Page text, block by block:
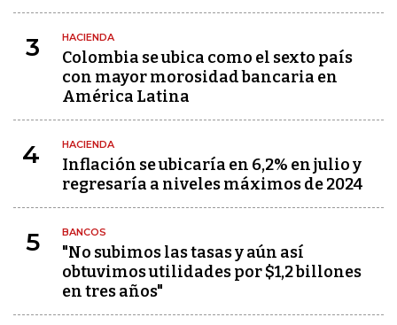
3 HACIENDA
Colombia se ubica como el sexto país
con mayor morosidad bancaria en
América Latina
4 HACIENDA
Inflación se ubicaría en 6,2% en julio y
regresaría a niveles máximos de 2024
5 BANCOS
"No subimos las tasas y aún así
obtuvimos utilidades por $1,2 billones
en tres años"